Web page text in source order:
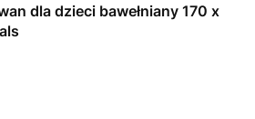
dla dzieci bawełniany 170 x